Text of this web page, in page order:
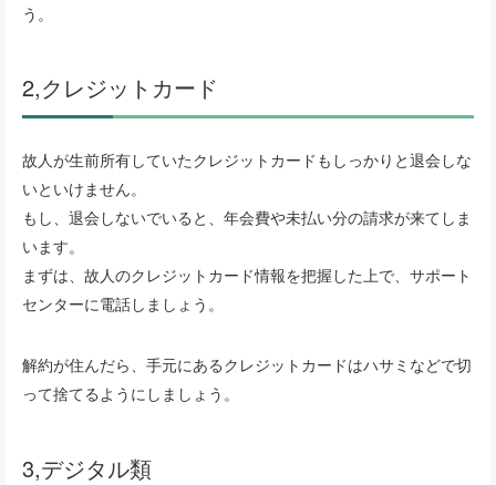
う。
2,クレジットカード
故人が生前所有していたクレジットカードもしっかりと退会しな
いといけません。
もし、退会しないでいると、年会費や未払い分の請求が来てしま
います。
まずは、故人のクレジットカード情報を把握した上で、サポート
センターに電話しましょう。
解約が住んだら、手元にあるクレジットカードはハサミなどで切
って捨てるようにしましょう。
3,デジタル類